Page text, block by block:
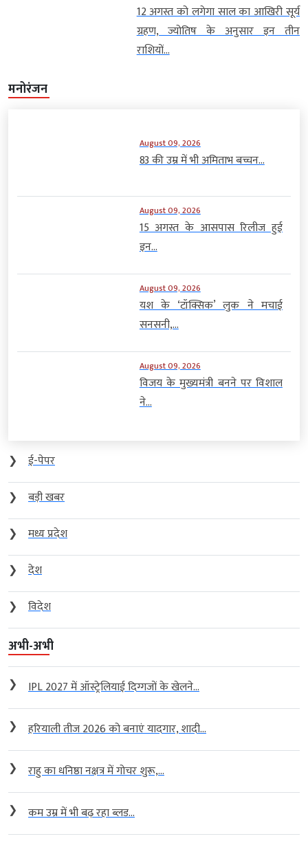
12 अगस्त को लगेगा साल का आखिरी सूर्य
ग्रहण, ज्योतिष के अनुसार इन तीन
राशियों...
मनोरंजन
August 09, 2026
83 की उम्र में भी अमिताभ बच्चन...
August 09, 2026
15 अगस्त के आसपास रिलीज हुई
इन...
August 09, 2026
यश के ‘टॉक्सिक’ लुक ने मचाई
सनसनी,...
August 09, 2026
विजय के मुख्यमंत्री बनने पर विशाल
ने...
❯
ई-पेपर
❯
बड़ी खबर
❯
मध्य प्रदेश
❯
देश
❯
विदेश
अभी-अभी
❯ IPL 2027 में ऑस्ट्रेलियाई दिग्गजों के खेलने...
❯ हरियाली तीज 2026 को बनाएं यादगार, शादी...
❯ राहु का धनिष्ठा नक्षत्र में गोचर शुरू,...
❯ कम उम्र में भी बढ़ रहा ब्लड...